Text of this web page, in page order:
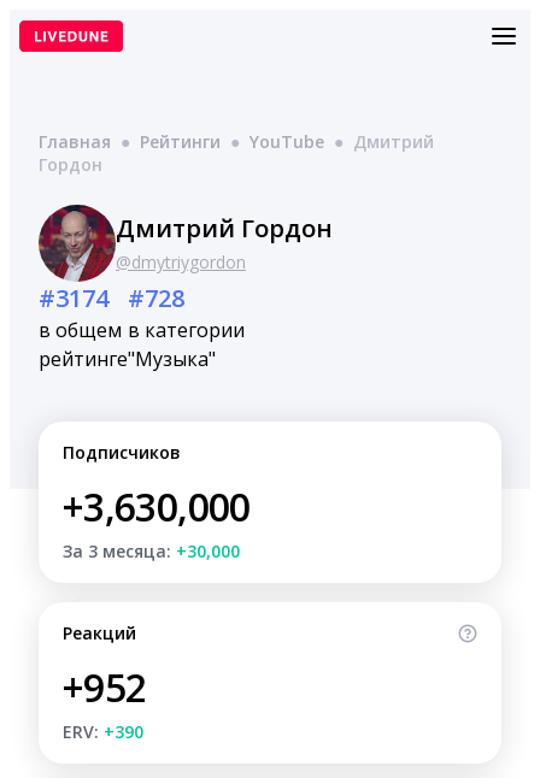
Перейти
Главная ● Рейтинги ● YouTube ● Дмитрий
Гордон
Дмитрий Гордон
@dmytriygordon
#3174
в общем
рейтинге
#728
в категории
"Музыка"
Подписчиков
+3,630,000
За 3 месяца: +30,000
Реакций
+952
ERV: +390